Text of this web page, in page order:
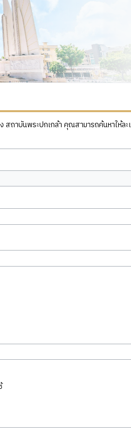
ถาบันพระปกเกล้า คุณสามารถค้นหาให้ละ